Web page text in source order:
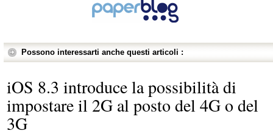
Possono interessarti anche questi articoli :
iOS 8.3 introduce la possibilità di
impostare il 2G al posto del 4G o del
3G